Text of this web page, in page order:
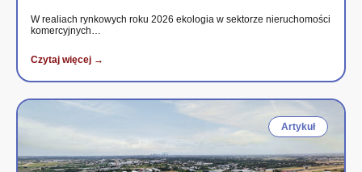
W realiach rynkowych roku 2026 ekologia w sektorze nieruchomości
komercyjnych…
Czytaj więcej →
Artykuł